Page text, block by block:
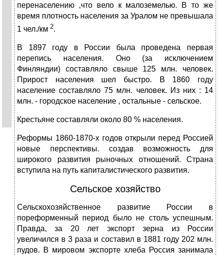
перенаселению ,что вело к малоземелью. В то же
время плотность населения за Уралом не превышала
1 чел./км 2.
В 1897 году в России была проведена первая
перепись населения. Оно (за исключением
Финляндии) составляло свыше 125 млн. человек.
Прирост населения шел быстро. В 1860 году
население составляло 75 млн. человек. Из них : 14
млн. - городское население , остальные - сельское.
Крестьяне составляли около 80 % населения.
Реформы 1860-1870-х годов открыли перед Россией
новые перспективы. создав возможность для
широкого развития рыночных отношений. Страна
вступила на путь капиталистического развития.
Сельское хозяйство
Сельскохозяйственное развитие России в
пореформенный период было не столь успешным.
Правда, за 20 лет экспорт зерна из России
увеличился в 3 раза и составил в 1881 году 202 млн.
пудов. В мировом экспорте хлеба Россия занимала